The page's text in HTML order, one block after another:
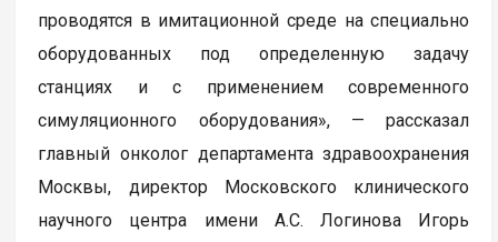
проводятся в имитационной среде на специально
оборудованных под определенную задачу
станциях и с применением современного
симуляционного оборудования», — рассказал
главный онколог департамента здравоохранения
Москвы, директор Московского клинического
научного центра имени А.С. Логинова Игорь